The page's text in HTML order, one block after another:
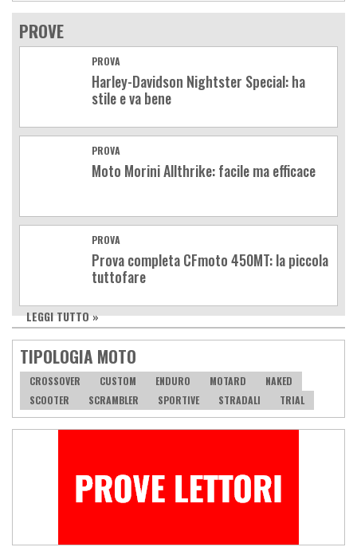
PROVE
PROVA
Harley-Davidson Nightster Special: ha
stile e va bene
PROVA
Moto Morini Allthrike: facile ma efficace
PROVA
Prova completa CFmoto 450MT: la piccola
tuttofare
LEGGI TUTTO »
TIPOLOGIA MOTO
CROSSOVER CUSTOM ENDURO MOTARD
NAKED
SCOOTER
SCRAMBLER SPORTIVE STRADALI TRIAL